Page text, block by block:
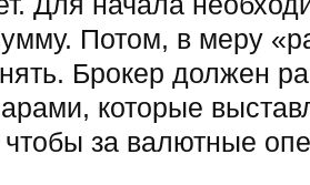
Потом, в меру
Брокер должен
которые
за валютные